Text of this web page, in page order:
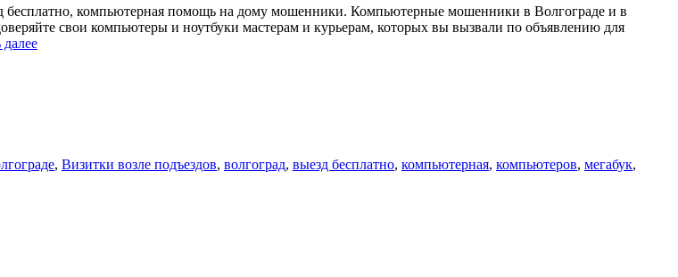
компьютерная помощь на дому мошенники. Компьютерные мошенники в Волгограде и в
свои компьютеры и ноутбуки мастерам и курьерам, которых вы вызвали по объявлению для
далее
, Визитки возле подъездов, волгоград, выезд бесплатно, компьютерная, компьютеров, мегабук,